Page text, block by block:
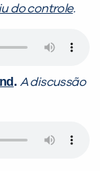
do controle.
. A discussão